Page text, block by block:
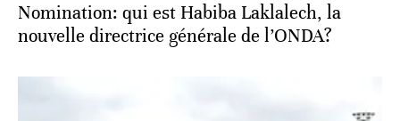
Nomination: qui est Habiba Laklalech, la
nouvelle directrice générale de l’ONDA?